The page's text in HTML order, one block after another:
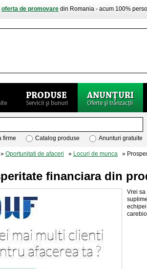
oferta de promovare din Romania - acum 100%
firme Catalog produse Anunturi gratuite
» Oportunitati de afaceri » Locuri de munca »
financiara din
Vrei sa